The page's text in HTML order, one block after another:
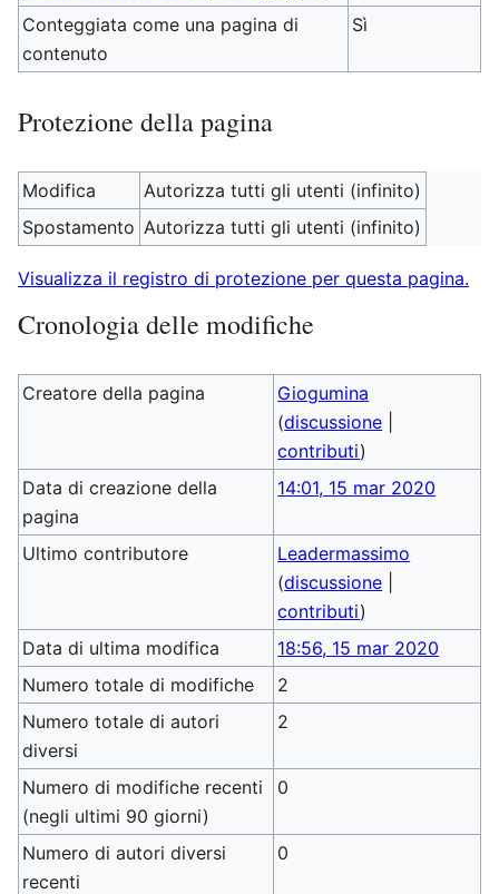
Conteggiata come una pagina di
contenuto
Sì
Protezione della pagina
Modifica
Autorizza tutti gli utenti (infinito)
Spostamento Autorizza tutti gli utenti (infinito)
Visualizza il registro di protezione per questa pagina.
Cronologia delle modifiche
Creatore della pagina
Giogumina
(discussione
contributi)
Data di creazione della
pagina
14:01, 15 mar 2020
Ultimo contributore
Leadermassimo
(discussione
contributi)
Data di ultima modifica
18:56, 15 mar 2020
Numero totale di modifiche
2
Numero totale di autori
diversi
2
Numero di modifiche recenti
(negli ultimi 90 giorni)
0
Numero di autori diversi
recenti
0